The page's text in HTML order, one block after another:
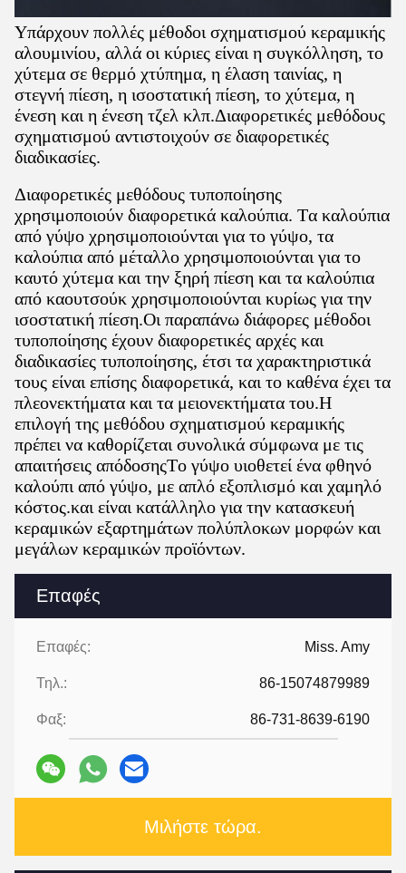
Επαφές
Επαφές: Miss. Amy
Τηλ.: 86-15074879989
Φαξ: 86-731-8639-6190
Μιλήστε τώρα.
Υπάρχουν πολλές μέθοδοι σχηματισμού κεραμικής
αλουμινίου, αλλά οι κύριες είναι η συγκόλληση, το
χύτεμα σε θερμό χτύπημα, η έλαση ταινίας, η
στεγνή πίεση, η ισοστατική πίεση, το χύτεμα, η
ένεση και η ένεση τζελ κλπ.Διαφορετικές μεθόδους
σχηματισμού αντιστοιχούν σε διαφορετικές
διαδικασίες.
Διαφορετικές μεθόδους τυποποίησης
χρησιμοποιούν διαφορετικά καλούπια. Τα καλούπια
από γύψο χρησιμοποιούνται για το γύψο, τα
καλούπια από μέταλλο χρησιμοποιούνται για το
καυτό χύτεμα και την ξηρή πίεση και τα καλούπια
από καουτσούκ χρησιμοποιούνται κυρίως για την
ισοστατική πίεση.Οι παραπάνω διάφορες μέθοδοι
τυποποίησης έχουν διαφορετικές αρχές και
διαδικασίες τυποποίησης, έτσι τα χαρακτηριστικά
τους είναι επίσης διαφορετικά, και το καθένα έχει τα
πλεονεκτήματα και τα μειονεκτήματα του.Η
επιλογή της μεθόδου σχηματισμού κεραμικής
πρέπει να καθορίζεται συνολικά σύμφωνα με τις
απαιτήσεις απόδοσηςΤο γύψο υιοθετεί ένα φθηνό
καλούπι από γύψο, με απλό εξοπλισμό και χαμηλό
κόστος.και είναι κατάλληλο για την κατασκευή
κεραμικών εξαρτημάτων πολύπλοκων μορφών και
μεγάλων κεραμικών προϊόντων.